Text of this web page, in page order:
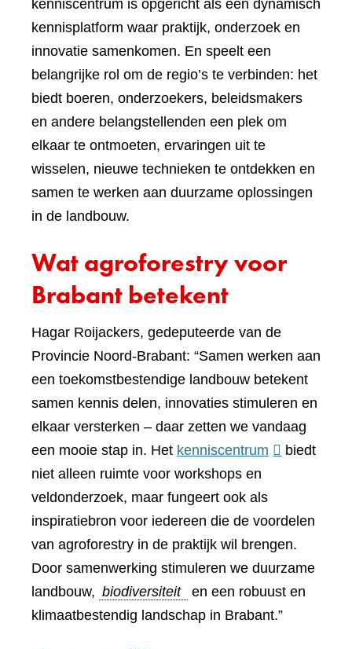
kenniscentrum is opgericht als een dynamisch
kennisplatform waar praktijk, onderzoek en
innovatie samenkomen. En speelt een
belangrijke rol om de regio’s te verbinden: het
biedt boeren, onderzoekers, beleidsmakers
en andere belangstellenden een plek om
elkaar te ontmoeten, ervaringen uit te
wisselen, nieuwe technieken te ontdekken en
samen te werken aan duurzame oplossingen
in de landbouw.
Wat agroforestry voor
Brabant betekent
Hagar Roijackers, gedeputeerde van de
Provincie Noord-Brabant: “Samen werken aan
een toekomstbestendige landbouw betekent
samen kennis delen, innovaties stimuleren en
elkaar versterken – daar zetten we vandaag
een mooie stap in. Het kenniscentrum (verwijst
andere
website)
biedt
niet alleen ruimte voor workshops en
veldonderzoek, maar fungeert ook als
inspiratiebron voor iedereen die de voordelen
van agroforestry in de praktijk wil brengen.
Door samenwerking stimuleren we duurzame
landbouw, biodiversiteit
en een robuust en
klimaatbestendig landschap in Brabant.”